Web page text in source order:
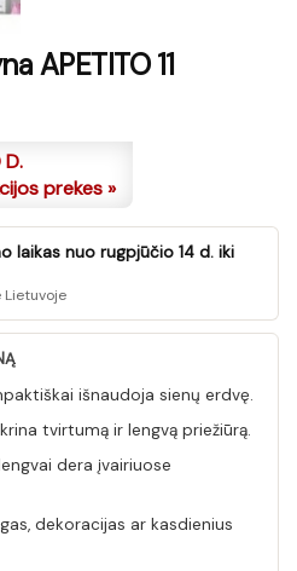
APETITO 11
D.
prekes »
laikas nuo rugpjūčio 14 d. iki
Lietuvoje
išnaudoja sienų erdvę.
tvirtumą ir lengvą priežiūrą.
dera įvairiuose
dekoracijas ar kasdienius